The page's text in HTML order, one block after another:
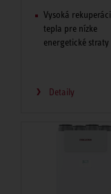
Vysoká
tepla pre nízke
energetické straty
Detaily